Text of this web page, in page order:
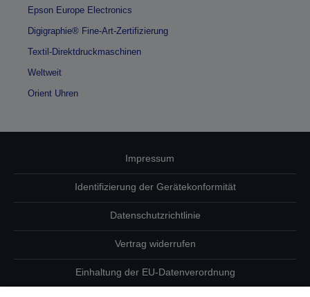
Epson Europe Electronics
Digigraphie® Fine-Art-Zertifizierung
Textil-Direktdruckmaschinen
Weltweit
Orient Uhren
Impressum
Identifizierung der Gerätekonformität
Datenschutzrichtlinie
Vertrag widerrufen
Einhaltung der EU-Datenverordnung